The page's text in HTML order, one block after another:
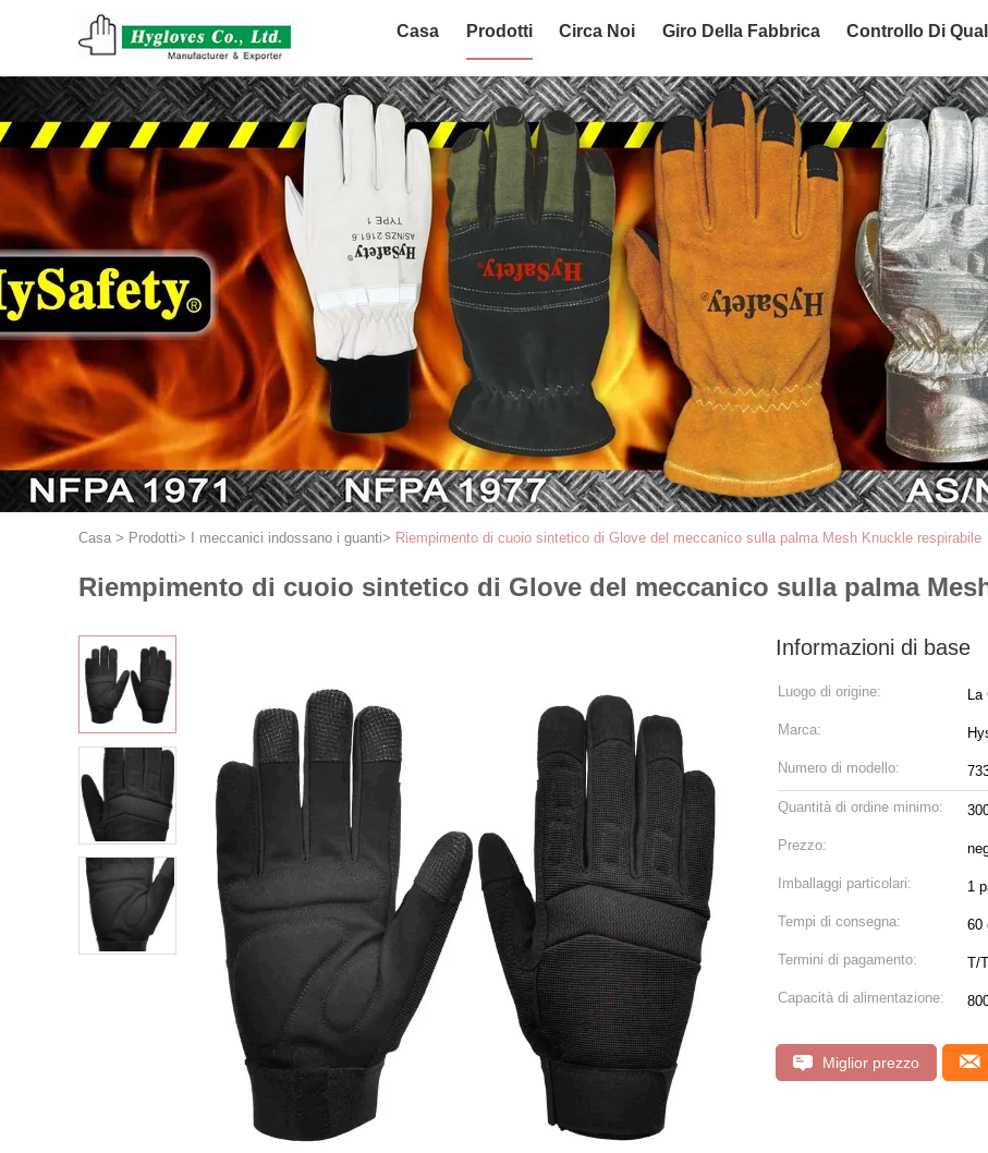
Casa Prodotti Circa Noi Giro Della Fabbrica Controllo Di
Casa > Prodotti> I meccanici indossano i guanti> Riempimento di cuoio sintetico di Glove del meccanico sulla palma Mesh Knuckle respirabile
Riempimento di cuoio sintetico di Glove del meccanico sulla palma
Informazioni di base
Luogo di origine: La
Marca:
Numero di modello:
Quantità di ordine minimo:
Prezzo:
Imballaggi particolari: 1
Tempi di consegna: 60
Termini di pagamento: T/T
Capacità di alimentazione:
Miglior prezzo